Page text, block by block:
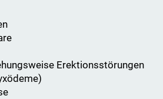
Erektionsstörungen